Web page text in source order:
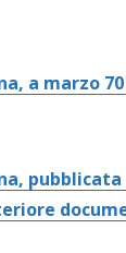
a marzo
pubblicata